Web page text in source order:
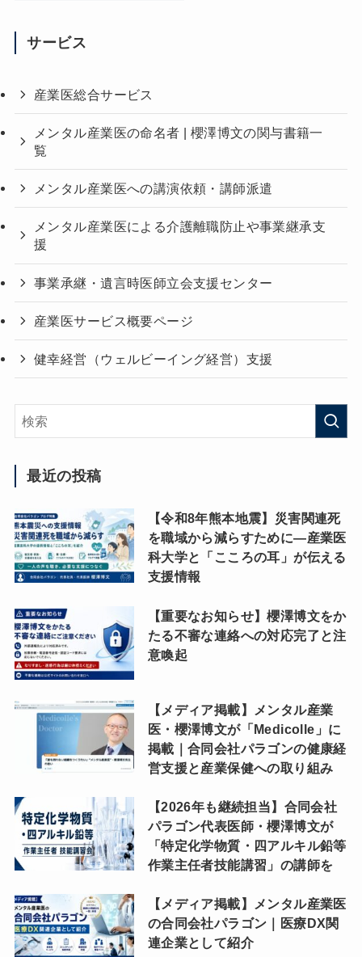
サービス
産業医総合サービス
メンタル産業医の命名者 | 櫻澤博文の関与書籍一
覧
メンタル産業医への講演依頼・講師派遣
メンタル産業医による介護離職防止や事業継承支
援
事業承継・遺言時医師立会支援センター
産業医サービス概要ページ
健幸経営（ウェルビーイング経営）支援
最近の投稿
【令和8年熊本地震】災害関連死
を職域から減らすために―産業医
科大学と「こころの耳」が伝える
支援情報
【重要なお知らせ】櫻澤博文をか
たる不審な連絡への対応完了と注
意喚起
【メディア掲載】メンタル産業
医・櫻澤博文が「Medicolle」に
掲載｜合同会社パラゴンの健康経
営支援と産業保健への取り組み
【2026年も継続担当】合同会社
パラゴン代表医師・櫻澤博文が
「特定化学物質・四アルキル鉛等
作業主任者技能講習」の講師を
【メディア掲載】メンタル産業医
の合同会社パラゴン｜医療DX関
連企業として紹介